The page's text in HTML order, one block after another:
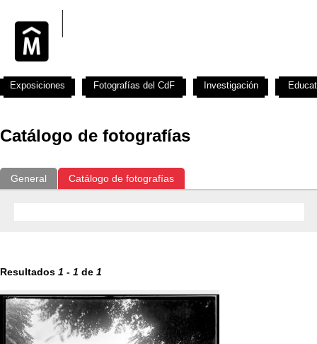
Catálogo de fotografías
General Catálogo de fotografías
Resultados 1 - 1 de 1
Exposiciones Fotografías del CdF Investigación